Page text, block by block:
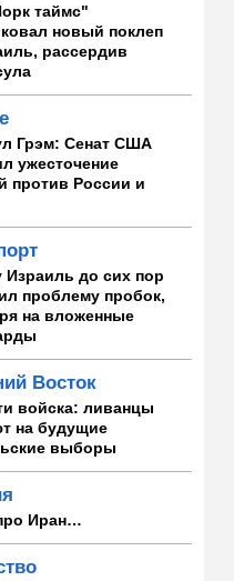
таймс"
новый поклеп
рассердив
Грэм: Сенат США
ужесточение
против России и
Израиль до сих пор
проблему пробок,
на вложенные
Восток
войска: ливанцы
на будущие
выборы
Иран…